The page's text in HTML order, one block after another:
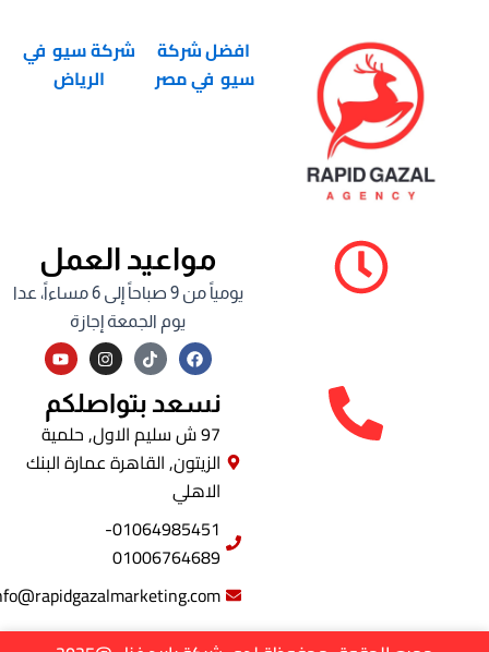
افضل شركة
سيو في مصر
شركة سيو في
الرياض
مواعيد العمل
يومياً من 9 صباحاً إلى 6 مساءاً، عدا
يوم الجمعة إجازة
F
a
c
e
b
o
o
k
I
n
s
t
a
g
r
a
Y
o
u
t
u
b
e
نسعد بتواصلكم
97 ش سليم الاول, حلمية
الزيتون, القاهرة عمارة البنك
الاهلي
01064985451-
01006764689
info@rapidgazalmarketing.com